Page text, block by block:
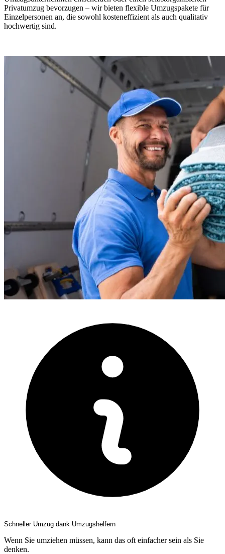
Privatumzug bevorzugen – wir bieten flexible Umzugspakete für
Einzelpersonen an, die sowohl kosteneffizient als auch qualitativ
hochwertig sind.
Schneller Umzug dank Umzugshelfern
Wenn Sie umziehen müssen, kann das oft einfacher sein als Sie
denken.